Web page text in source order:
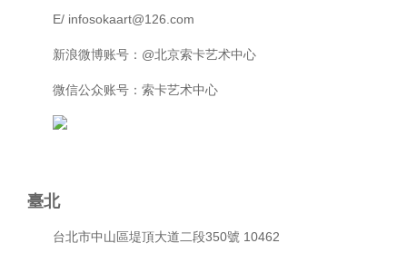
E/ infosokaart@126.com
新浪微博账号：@北京索卡艺术中心
微信公众账号：索卡艺术中心
臺北
台北市中山區堤頂大道二段350號 10462